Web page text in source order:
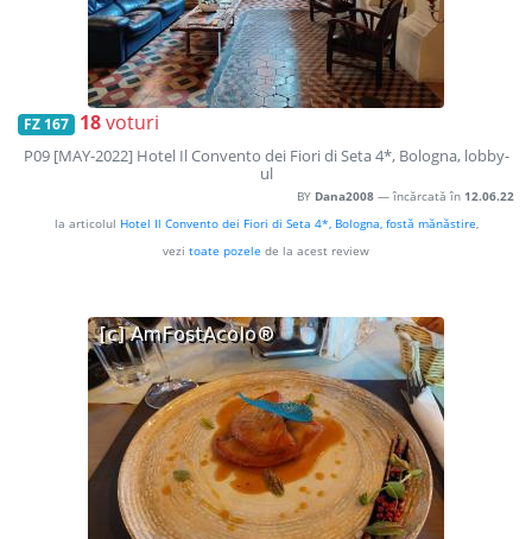
FZ 167 18voturi
P09 [MAY-2022] Hotel Il Convento dei Fiori di Seta 4*, Bologna, lobby-
ul
BY Dana2008 — încărcată în 12.06.22
la articolul Hotel Il Convento dei Fiori di Seta 4*, Bologna, fostă mănăstire,
vezi toate pozele de la acest review